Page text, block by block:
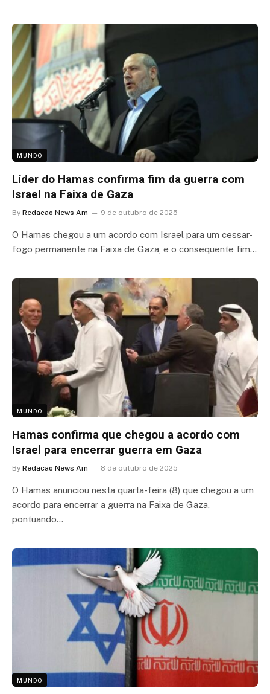
MUNDO
Líder do Hamas confirma fim da guerra com
Israel na Faixa de Gaza
By Redacao News Am 9 de outubro de 2025
O Hamas chegou a um acordo com Israel para um cessar-
fogo permanente na Faixa de Gaza, e o consequente fim…
MUNDO
Hamas confirma que chegou a acordo com
Israel para encerrar guerra em Gaza
By Redacao News Am 8 de outubro de 2025
O Hamas anunciou nesta quarta-feira (8) que chegou a um
acordo para encerrar a guerra na Faixa de Gaza,
pontuando…
MUNDO